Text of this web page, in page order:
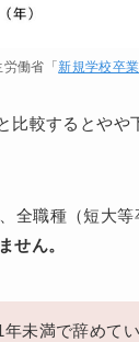
労働省「 新規学校卒
比較するとや
全職種（短大
せん。
未満で辞めて